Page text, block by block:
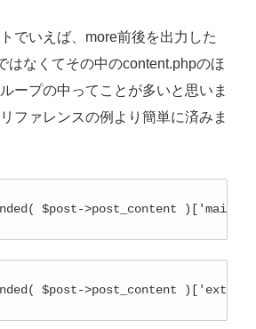
でいえば、more前後を出力した
はなくてその中のcontent.phpのほ
ープの中ってことが多いと思いま
ファレンスの例より簡単に済みま
$post->post_content )['main'];
$post->post_content